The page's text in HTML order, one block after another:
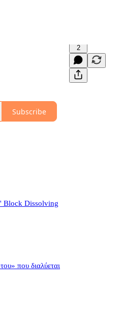
2
Subscribe
Block Dissolving
που διαλύεται